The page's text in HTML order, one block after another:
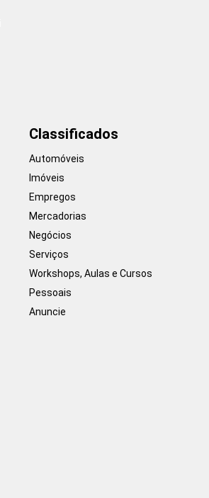
Classificados
Automóveis
Imóveis
Empregos
Mercadorias
Negócios
Serviços
Workshops, Aulas e Cursos
Pessoais
Anuncie